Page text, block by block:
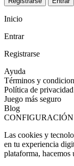
Inicio
Entrar
Registrarse
Ayuda
Términos y
Política de privacidad
Juego más seguro
Blog
Las cookies y
en tu experiencia
plataforma, hacemos